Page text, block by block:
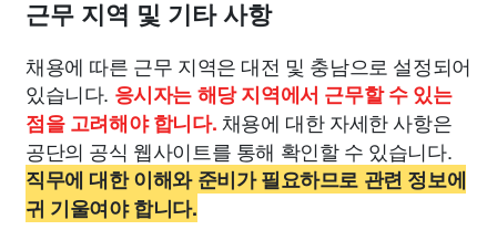
근무 지역 및 기타 사항
채용에 따른 근무 지역은 대전 및 충남으로 설정되어
있습니다. 응시자는 해당 지역에서 근무할 수 있는
점을 고려해야 합니다. 채용에 대한 자세한 사항은
공단의 공식 웹사이트를 통해 확인할 수 있습니다.
직무에 대한 이해와 준비가 필요하므로 관련 정보에
귀 기울여야 합니다.